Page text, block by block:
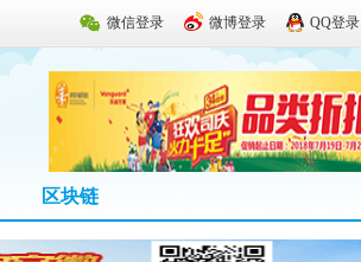
微信登录 微博登录 QQ登录
区块链